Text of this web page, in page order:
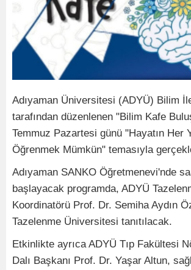
Adıyaman Üniversitesi (ADYÜ) Bilim
tarafından düzenlenen "Bilim Kafe
Temmuz Pazartesi günü "Hayatın Her
Öğrenmek Mümkün" temasıyla
Adıyaman SANKO Öğretmenevi'nde
başlayacak programda, ADYÜ
Koordinatörü Prof. Dr. Semiha Aydın
Tazelenme Üniversitesi tanıtılacak.
Etkinlikte ayrıca ADYÜ Tıp Fakültesi
Dalı Başkanı Prof. Dr. Yaşar Altun,